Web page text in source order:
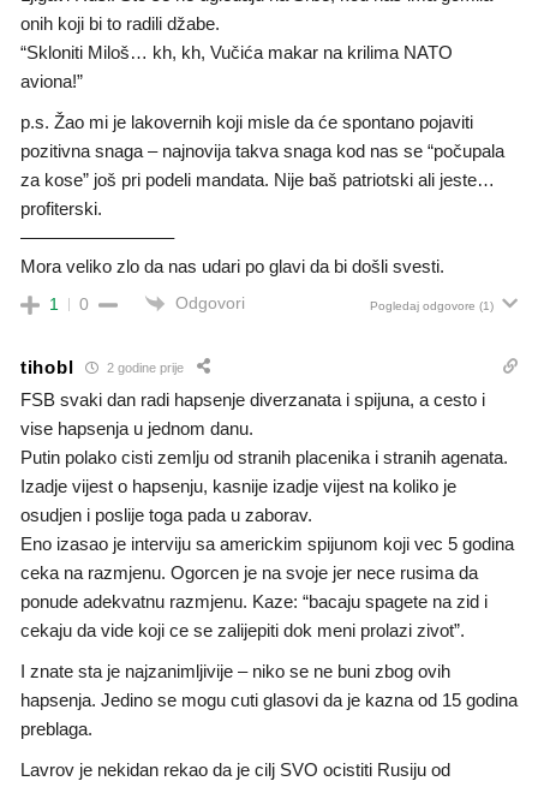
onih koji bi to radili džabe.
“Skloniti Miloš… kh, kh, Vučića makar na krilima NATO
aviona!”
p.s. Žao mi je lakovernih koji misle da će spontano pojaviti
pozitivna snaga – najnovija takva snaga kod nas se “počupala
za kose” još pri podeli mandata. Nije baš patriotski ali jeste…
profiterski.
————————–
Mora veliko zlo da nas udari po glavi da bi došli svesti.
1 0 Odgovori Pogledaj odgovore (1)
tihobl 2 godine prije
FSB svaki dan radi hapsenje diverzanata i spijuna, a cesto i
vise hapsenja u jednom danu.
Putin polako cisti zemlju od stranih placenika i stranih agenata.
Izadje vijest o hapsenju, kasnije izadje vijest na koliko je
osudjen i poslije toga pada u zaborav.
Eno izasao je interviju sa americkim spijunom koji vec 5 godina
ceka na razmjenu. Ogorcen je na svoje jer nece rusima da
ponude adekvatnu razmjenu. Kaze: “bacaju spagete na zid i
cekaju da vide koji ce se zalijepiti dok meni prolazi zivot”.
I znate sta je najzanimljivije – niko se ne buni zbog ovih
hapsenja. Jedino se mogu cuti glasovi da je kazna od 15 godina
preblaga.
Lavrov je nekidan rekao da je cilj SVO ocistiti Rusiju od